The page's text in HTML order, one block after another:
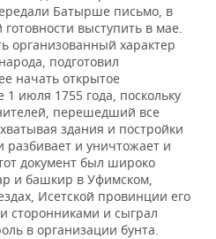
Батырше письмо, в
выступить в мае.
организованный характер
подготовил
начать открытое
июля 1755 года, поскольку
перешедший все
здания и постройки
и уничтожает и
документ был широко
и башкир в Уфимском,
Исетской провинции его
и сыграл
в организации бунта.